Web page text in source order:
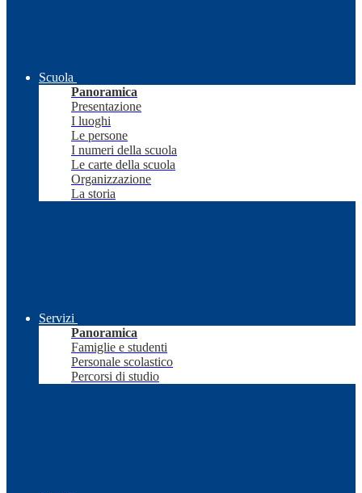
Scuola
Panoramica
Presentazione
I luoghi
Le persone
I numeri della scuola
Le carte della scuola
Organizzazione
La storia
Servizi
Panoramica
Famiglie e studenti
Personale scolastico
Percorsi di studio